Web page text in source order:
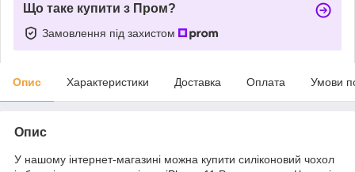
Що таке купити з Пром?
Замовлення під захистом
Опис Характеристики Доставка Оплата Умови
Опис
У нашому інтернет-магазині можна купити силіконовий чохол